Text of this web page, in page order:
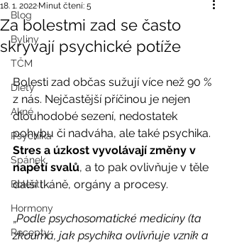
Blog
Byliny
TČM
Diety
Akné
Psychika
Spánek
Bolesti
Hormony
Recepty
Za bolestmi zad se často
skrývají psychické potíže
18. 1. 2022 Minut čtení: 5
Bolesti zad občas sužují více než 90 %
z nás. Nejčastější příčinou je nejen
dlouhodobé sezení, nedostatek
pohybu či nadváha, ale také psychika.
Stres a úzkost vyvolávají změny v
napětí svalů, a to pak ovlivňuje v těle
další tkáně, orgány a procesy.
„Podle psychosomatické medicíny (ta
zkoumá, jak psychika ovlivňuje vznik a